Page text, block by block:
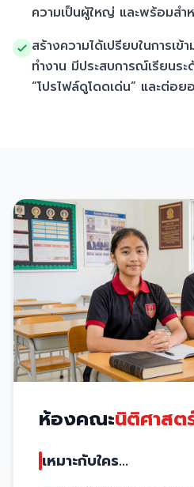
ความเป็นผู้ใหญ่ และพร้อมสำ
สร้างความได้เปรียบในการเ
ทำงาน มีประสบการณ์เรียนร
“โปรไฟล์ดูโดดเด่น” และต่อย
ห้องคณะนิติศาสต
เหมาะกับใคร...